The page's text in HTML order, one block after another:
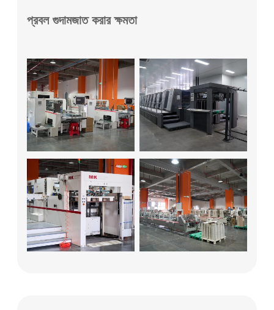
প্রবল গুদামজাত করার ক্ষমতা